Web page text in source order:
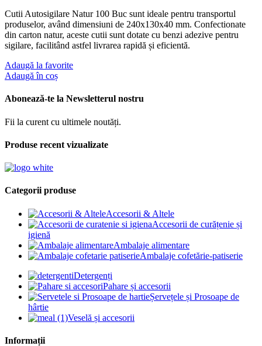
Cutii Autosigilare Natur 100 Buc sunt ideale pentru transportul
produselor, având dimensiuni de 240x130x40 mm. Confectionate
din carton natur, aceste cutii sunt dotate cu benzi adezive pentru
sigilare, facilitând astfel livrarea rapidă și eficientă.
Adaugă la favorite
Adaugă în coș
Abonează-te la Newsletterul nostru
Fii la curent cu ultimele noutăți.
Produse recent vizualizate
Categorii produse
Accesorii & Altele
Accesorii de curățenie și
igienă
Ambalaje alimentare
Ambalaje cofetărie-patiserie
Detergenți
Pahare și accesorii
Șervețele și Prosoape de
hârtie
Veselă și accesorii
Informații